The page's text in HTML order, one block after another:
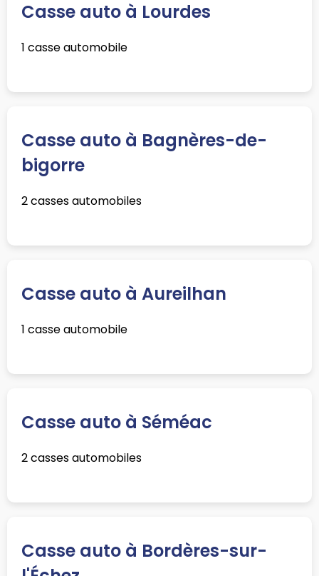
Casse auto à Lourdes
1 casse automobile
Casse auto à Bagnères-de-
bigorre
2 casses automobiles
Casse auto à Aureilhan
1 casse automobile
Casse auto à Séméac
2 casses automobiles
Casse auto à Bordères-sur-